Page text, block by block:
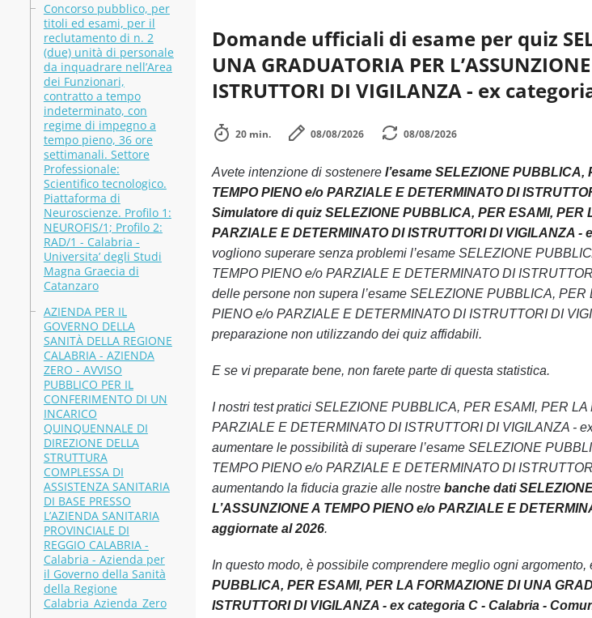
Concorso pubblico, per
titoli ed esami, per il
reclutamento di n. 2
(due) unità di personale
da inquadrare nell’Area
dei Funzionari,
contratto a tempo
indeterminato, con
regime di impegno a
tempo pieno, 36 ore
settimanali. Settore
Professionale:
Scientifico tecnologico.
Piattaforma di
Neuroscienze. Profilo 1:
NEUROFIS/1; Profilo 2:
RAD/1 - Calabria -
Universita’ degli Studi
Magna Graecia di
Catanzaro
AZIENDA PER IL
GOVERNO DELLA
SANITÀ DELLA REGIONE
CALABRIA - AZIENDA
ZERO - AVVISO
PUBBLICO PER IL
CONFERIMENTO DI UN
INCARICO
QUINQUENNALE DI
DIREZIONE DELLA
STRUTTURA
COMPLESSA DI
ASSISTENZA SANITARIA
DI BASE PRESSO
L’AZIENDA SANITARIA
PROVINCIALE DI
REGGIO CALABRIA -
Calabria - Azienda per
il Governo della Sanità
della Regione
Calabria_Azienda_Zero
Domande ufficiali di esame per quiz
UNA GRADUATORIA PER
ISTRUTTORI DI VIGILANZA - ex
20 min. 08/08/2026 08/08/2026
Avete intenzione di sostenere l’esame SELEZIONE PUBBLICA,
TEMPO PIENO e/o PARZIALE E DETERMINATO DI
Simulatore di quiz SELEZIONE PUBBLICA, PER ESAMI, PER
PARZIALE E DETERMINATO DI ISTRUTTORI DI VIGILANZA
vogliono superare senza problemi l’esame SELEZIONE
TEMPO PIENO e/o PARZIALE E DETERMINATO DI
delle persone non supera l’esame SELEZIONE PUBBLICA,
PIENO e/o PARZIALE E DETERMINATO DI ISTRUTTORI DI
preparazione non utilizzando dei quiz affidabili.
E se vi preparate bene, non farete parte di questa statistica.
I nostri test pratici SELEZIONE PUBBLICA, PER ESAMI, PER
PARZIALE E DETERMINATO DI ISTRUTTORI DI VIGILANZA -
aumentare le possibilità di superare l’esame SELEZIONE
TEMPO PIENO e/o PARZIALE E DETERMINATO DI
aumentando la fiducia grazie alle nostre banche dati
L’ASSUNZIONE A TEMPO PIENO e/o PARZIALE E
aggiornate al 2026.
In questo modo, è possibile comprendere meglio ogni
PUBBLICA, PER ESAMI, PER LA FORMAZIONE DI UNA
ISTRUTTORI DI VIGILANZA - ex categoria C - Calabria -